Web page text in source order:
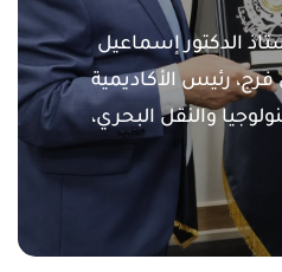
الدكتور إسماعيل
رئيس الأكاديمية
والنقل البحري،